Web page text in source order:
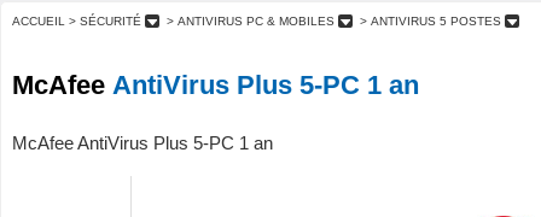
ACCUEIL > SÉCURITÉ > ANTIVIRUS PC & MOBILES > ANTIVIRUS 5 POSTES
McAfee AntiVirus Plus 5-PC 1 an
McAfee AntiVirus Plus 5-PC 1 an